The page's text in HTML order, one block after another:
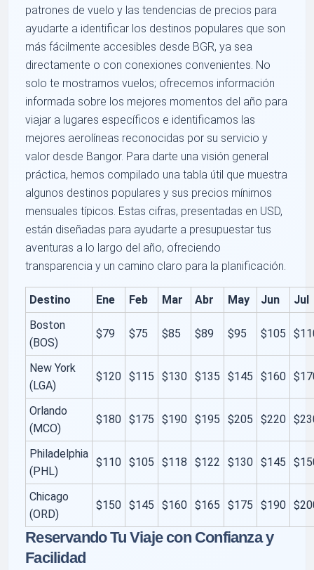
patrones de vuelo y las tendencias de precios para
ayudarte a identificar los destinos populares que son
más fácilmente accesibles desde BGR, ya sea
directamente o con conexiones convenientes. No
solo te mostramos vuelos; ofrecemos información
informada sobre los mejores momentos del año para
viajar a lugares específicos e identificamos las
mejores aerolíneas reconocidas por su servicio y
valor desde Bangor. Para darte una visión general
práctica, hemos compilado una tabla útil que muestra
algunos destinos populares y sus precios mínimos
mensuales típicos. Estas cifras, presentadas en USD,
están diseñadas para ayudarte a presupuestar tus
aventuras a lo largo del año, ofreciendo
transparencia y un camino claro para la planificación.
Destino Ene Feb Mar Abr May Jun
Jul
Boston
(BOS)
$79 $75 $85 $89 $95 $105
New York
(LGA)
$120 $115 $130 $135 $145 $160
Orlando
(MCO)
$180 $175 $190 $195 $205 $220
Philadelphia
(PHL)
$110 $105 $118 $122 $130 $145
Chicago
(ORD)
$150 $145 $160 $165 $175 $190
Reservando Tu Viaje con Confianza y
Facilidad